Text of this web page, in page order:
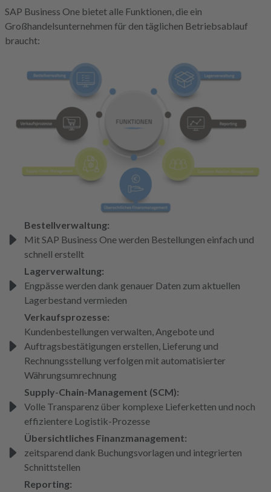
SAP Business One bietet alle Funktionen, die ein
Großhandelsunternehmen für den täglichen Betriebsablauf
braucht:
Bestellverwaltung:
Mit SAP Business One werden Bestellungen einfach und
schnell erstellt
Lagerverwaltung:
Engpässe werden dank genauer Daten zum aktuellen
Lagerbestand vermieden
Verkaufsprozesse:
Kundenbestellungen verwalten, Angebote und
Auftragsbestätigungen erstellen, Lieferung und
Rechnungsstellung verfolgen mit automatisierter
Währungsumrechnung
Supply-Chain-Management (SCM):
Volle Transparenz über komplexe Lieferketten und noch
effizientere Logistik-Prozesse
Übersichtliches Finanzmanagement:
zeitsparend dank Buchungsvorlagen und integrierten
Schnittstellen
Reporting: